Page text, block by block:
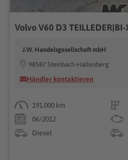
J.W. Handelsgesellschaft mbH
98587 Steinbach-Hallenberg
Händler kontaktieren
191.000 km
06/2012
Diesel